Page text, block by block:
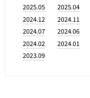
2025.05
2025.04
2024.12
2024.11
2024.07
2024.06
2024.02
2024.01
2023.09